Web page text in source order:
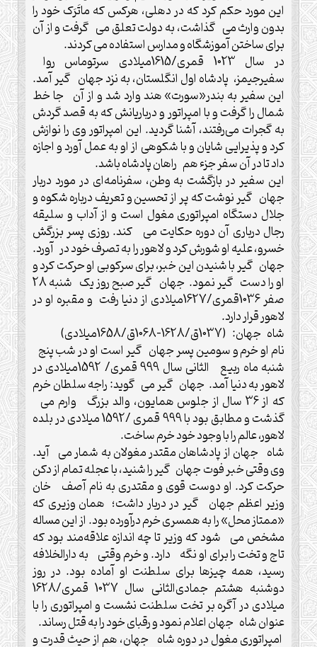
این مورد حکم کرد که در دهلی، هرکس که ماتَرَک خود را
بدون وارث می گذاشت، به دولت تعلق می گرفت و از آن
برای ساختن آموزشگاه و مدارس استفاده می کردند.
در سال 1023 قمری/1615میلادی سرتوماس روا
سفیرجیمز، پادشاه اول انگلستان، به نزد جهان گیر آمد.
این سفیر به بندر«سورت» هند وارد شد و از آن جا خط
شمال را گرفت و با امپراتور و درباریانش که به قصد گردش
به گجرات می‌رفتند، آشنا گردید. این امپراتور وی را نوازش
کرد و پذیرایی شایان و با شکوهی از او به عمل آورد و اجازه
داد تا در آن سفر جزء هم راهان پادشاه باشد.
این سفیر در بازگشت به وطن، سفرنامه‌ای در مورد دربار
جهان گیر نوشت که پر از تحسین و تعریف درباره شکوه و
جلال دستگاه امپراتوری مغول است و از آداب و سلیقه
رجال درباری آن دوره حکایت می کند. روزی پسر بزرگش
خسرو، علیه او شورش کرد و لاهور را به تصرف خود در آورد.
جهان گیر با شنیدن این خبر، برای سرکوبی او حرکت کرد و
او را دست گیر نمود. جهان گیر صبح روز یک شنبه 28
صفر 1036قمری/1627میلادی از دنیا رفت و مقبره او در
لاهور قرار دارد.
شاه جهان: (1037ق/1628-1068ق/1658میلادی)
نام او خرم و سومین پسر جهان گیر است او در شب پنج
شنبه ماه ربیع الثانی سال 999 قمری/ 1592میلادی در
لاهور به دنیا آمد. جهان گیر می گوید: راجه سلطان خرم
که از 36 سال از جلوس همایون، والد بزرگ وارم می
گذشت و مطابق بود با 999 قمری /1592 میلادی در بلده
لاهور، عالم را با وجود خود خرم ساخت.
شاه جهان از پادشاهان مقتدر مغولان به شمار می آید.
وی وقتی خبر فوت جهان گیر را شنید، با عجله تمام از دکن
حرکت کرد. او دوست قوی و مقتدری به نام آصف خان
وزیر اعظم جهان گیر در دربار داشت؛ همان وزیری که
«ممتاز محل» را به همسری خرم درآورده بود. از این مساله
مشخص می شود که وزیر تا چه اندازه علاقه‌مند بود که
تاج و تخت را برای او نگه دارد. و خرم وقتی به دارالخلافه
رسید، همه چیزها برای سلطنت او آماده بود. در روز
دوشنبه هشتم جمادی‌الثانی سال 1037 قمری/1628
میلادی در آگره بر تخت سلطنت نشست و امپراتوری را با
عنوان شاه جهان اعلام نمود و رقبای خود را به قتل رساند.
امپراتوری مغول در دوره شاه جهان، هم از حیث قدرت و